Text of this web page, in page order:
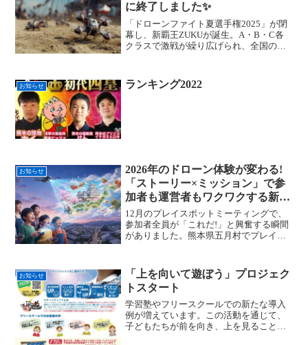
に終了しました✨️
「ドローンファイト夏選手権2025」が閉
幕し、新覇王ZUKUが誕生。A・B・C各
クラスで激戦が繰り広げられ、全国の会
お知らせ ランキング2022
お知らせ
2026年のドローン体験が変わる!
「ストーリー×ミッション」で参
加者も運営者もワクワクする新時
代へ
12月のプレイスポットミーティングで、
参加者全員が「これだ!」と興奮する瞬間
がありました。熊本県五月村でプレイス
は、単なる操縦練習や風船割りではな
く、物語の世界に入り込んで、ミッショ
ンをクリアしていく体験でした。
お知らせ
「上を向いて遊ぼう」プロジェク
トスタート
学習塾やフリースクールでの新たな導入
例が増えています。この活動を通じて、
子どもたちが前を向き、上を見ることで